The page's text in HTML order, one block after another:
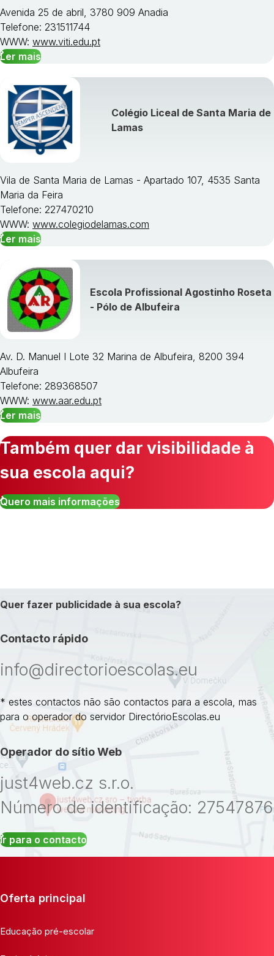
Avenida 25 de abril, 3780 909 Anadia
Telefone: 231511744
WWW: www.viti.edu.pt
Ler mais
Colégio Liceal de Santa Maria de
Lamas
Vila de Santa Maria de Lamas - Apartado 107, 4535 Santa
Maria da Feira
Telefone: 227470210
WWW: www.colegiodelamas.com
Ler mais
Escola Profissional Agostinho Roseta
- Pólo de Albufeira
Av. D. Manuel I Lote 32 Marina de Albufeira, 8200 394
Albufeira
Telefone: 289368507
WWW: www.aar.edu.pt
Ler mais
Também quer dar visibilidade à
sua escola aqui?
Quero mais informações
Quer fazer publicidade à sua escola?
Contacto rápido
info@directorioescolas.eu
* estes contactos não são contactos para a escola, mas
para o operador do servidor DirectórioEscolas.eu
Operador do sítio Web
just4web.cz s.r.o.
Número de identificação: 27547876
Ir para o contacto
Oferta principal
Educação pré-escolar